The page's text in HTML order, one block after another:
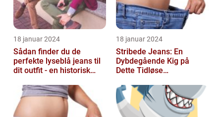
18 januar 2024
Sådan finder du de
perfekte lyseblå jeans til
dit outfit - en historisk
fash...
18 januar 2024
Stribede Jeans: En
Dybdegående Kig på
Dette Tidløse